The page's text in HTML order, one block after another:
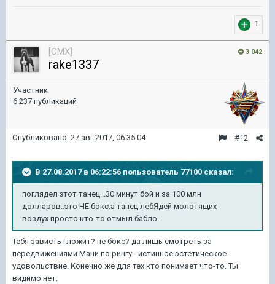
1
3 042
[CMX]
rake1337
Участник
6 237 публикаций
#12
Опубликовано: 27 авг 2017, 06:35:04
В 27.08.2017 в 06:22:56 пользователь 77100 сказал:
поглядел этот танец...30 минут бой и за 100 млн
долларов..это НЕ бокс.а танец лебЯдей молотящих
воздух.просто кто-то отмыл бабло.
Тебя зависть гложит? не бокс? да лишь смотреть за
передвижениями Мани по рингу - истинное эстетическое
удовольствие. Конечно же для тех кто понимает что-то. Ты
видимо нет.